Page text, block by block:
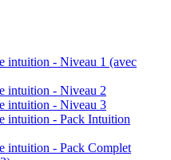
intuition - Niveau 1 (avec
intuition - Niveau 2
intuition - Niveau 3
intuition - Pack Intuition
intuition - Pack Complet